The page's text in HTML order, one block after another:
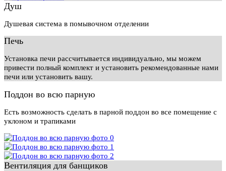
Душ
Душевая система в помывочном отделении
Печь
Установка печи рассчитывается индивидуально, мы можем
привести полный комплект и установить рекомендованные нами
печи или установить вашу.
Поддон во всю парную
Есть возможность сделать в парной поддон во все помещение с
уклоном и трапиками
Вентиляция для банщиков